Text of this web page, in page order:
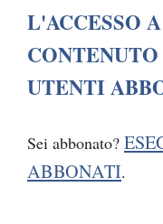
L'ACCESSO
UTENTI
Sei abbonato?
ABBONATI.